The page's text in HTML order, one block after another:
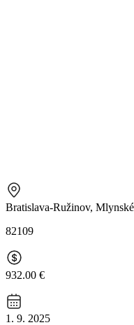
Bratislava-Ružinov,
82109
932.00 €
1. 9. 2025